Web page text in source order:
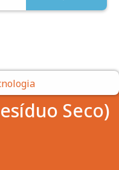
Seco)